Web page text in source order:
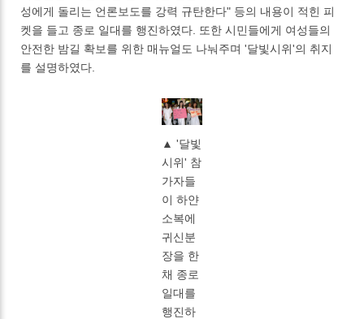
성에게 돌리는 언론보도를 강력 규탄한다" 등의 내용이 적힌 피
켓을 들고 종로 일대를 행진하였다. 또한 시민들에게 여성들의
안전한 밤길 확보를 위한 매뉴얼도 나눠주며 '달빛시위'의 취지
를 설명하였다.
▲ '달빛
시위' 참
가자들
이 하얀
소복에
귀신분
장을 한
채 종로
일대를
행진하